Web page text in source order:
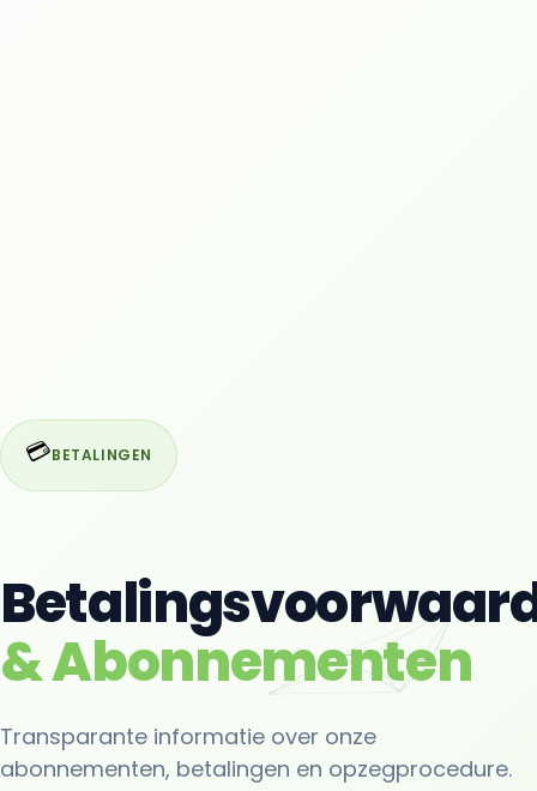
💳BETALINGEN
& Abonnementen
Transparante informatie over onze
abonnementen, betalingen en opzegprocedure.